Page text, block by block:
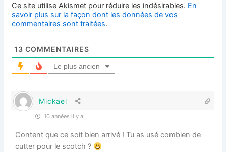
Ce site utilise Akismet pour réduire les indésirables. En
savoir plus sur la façon dont les données de vos
commentaires sont traitées.
13 COMMENTAIRES
Le plus ancien
Mickael
10 années il y a
Content que ce soit bien arrivé ! Tu as usé combien de
cutter pour le scotch ?